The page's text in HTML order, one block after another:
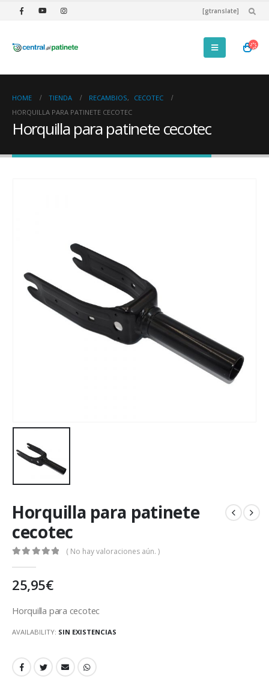
[gtranslate]
HOME TIENDA RECAMBIOS,
CECOTEC
HORQUILLA PARA PATINETE CECOTEC
Horquilla para patinete cecotec
Horquilla para patinete
cecotec
( No hay valoraciones aún. )
25,95€
Horquilla para cecotec
AVAILABILITY: SIN EXISTENCIAS